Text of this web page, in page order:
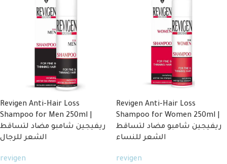
Revigen Anti-Hair Loss
Shampoo for Men 250ml |
ريفيجين شامبو مضاد لتساقط
الشعر للرجال
revigen
Revigen Anti-Hair Loss
Shampoo for Women 250ml |
ريفيجين شامبو مضاد لتساقط
الشعر للنساء
revigen